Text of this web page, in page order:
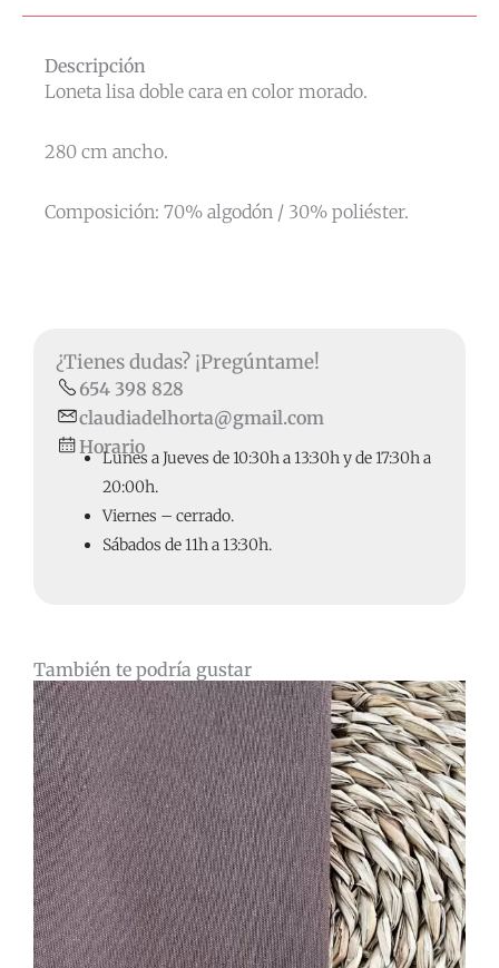
Descripción
Loneta lisa doble cara en color morado.
280 cm ancho.
Composición: 70% algodón / 30% poliéster.
¿Tienes dudas? ¡Pregúntame!
654 398 828
claudiadelhorta@gmail.com
Horario
Lunes a Jueves de 10:30h a 13:30h y de 17:30h a
20:00h.
Viernes – cerrado.
Sábados de 11h a 13:30h.
También te podría gustar